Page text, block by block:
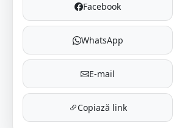
Facebook
WhatsApp
E-mail
Copiază link